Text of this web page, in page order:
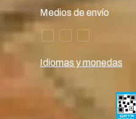
Medios de envío
Idiomas y monedas